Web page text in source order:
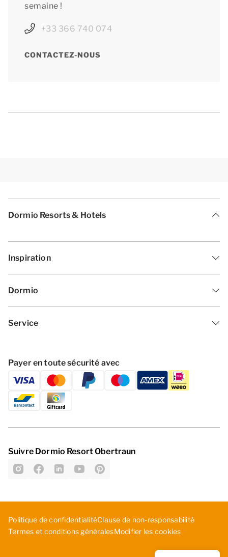
semaine !
+33 366 740 074
CONTACTEZ-NOUS
Dormio Resorts & Hotels
Inspiration
Dormio
Service
Payer en toute sécurité avec
Suivre Dormio Resort Obertraun
Politique de confidentialitéC­lau­se ­de ­non­-re­spo­nsa­bil­ité
Termes et conditions généralesModifier les cookies